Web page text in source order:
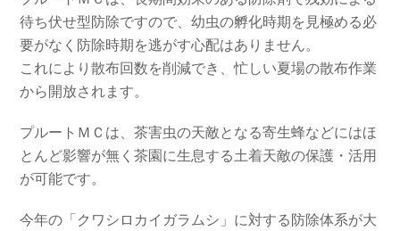
待ち伏せ型防除ですので、幼虫の孵化時期を見極める必
要がなく防除時期を逃がす心配はありません。
これにより散布回数を削減でき、忙しい夏場の散布作業
から開放されます。
プルートＭＣは、茶害虫の天敵となる寄生蜂などにはほ
とんど影響が無く茶園に生息する土着天敵の保護・活用
が可能です。
今年の「クワシロカイガラムシ」に対する防除体系が大